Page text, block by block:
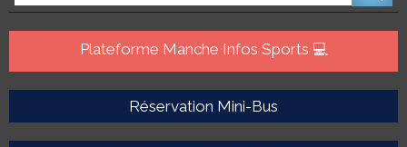
Plateforme Manche Infos Sports 💻
Réservation Mini-Bus